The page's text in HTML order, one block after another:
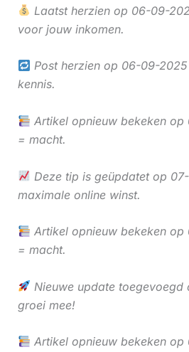
Laatst herzien op 06-09-
voor jouw inkomen.
Post herzien op 06-09-
kennis.
Artikel opnieuw bekeken op
= macht.
Deze tip is geüpdatet op
maximale online winst.
Artikel opnieuw bekeken
= macht.
Nieuwe update
groei mee!
Artikel opnieuw bekeken